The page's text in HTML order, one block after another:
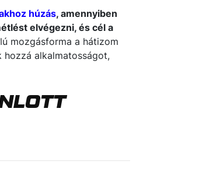
húzás, amennyiben
elvégezni, és cél a
mozgásforma a hátizom
hozzá alkalmatosságot,